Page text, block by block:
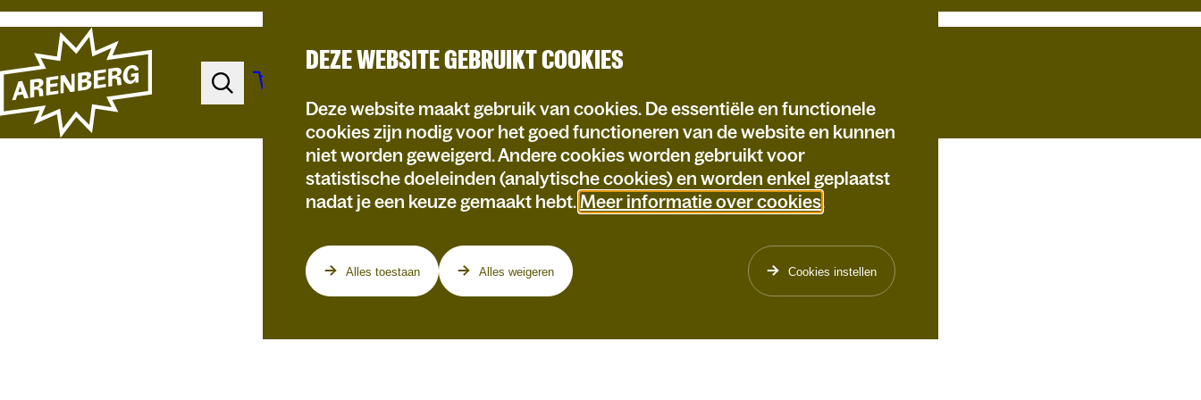
DEZE WEBSITE GEBRUIKT COOKIES
Deze website maakt gebruik van cookies. De essentiële en functionele
cookies zijn nodig voor het goed functioneren van de website en kunnen
niet worden geweigerd. Andere cookies worden gebruikt voor
statistische doeleinden (analytische cookies) en worden enkel geplaatst
nadat je een keuze gemaakt hebt.Meer informatie over cookies.
Alles toestaan Alles weigeren Cookies instellen